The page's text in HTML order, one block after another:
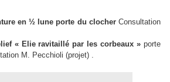
en ½ lune porte du clocherConsultation
« Elie ravitaillé par les corbeaux » porte
M. Pecchioli (projet) .